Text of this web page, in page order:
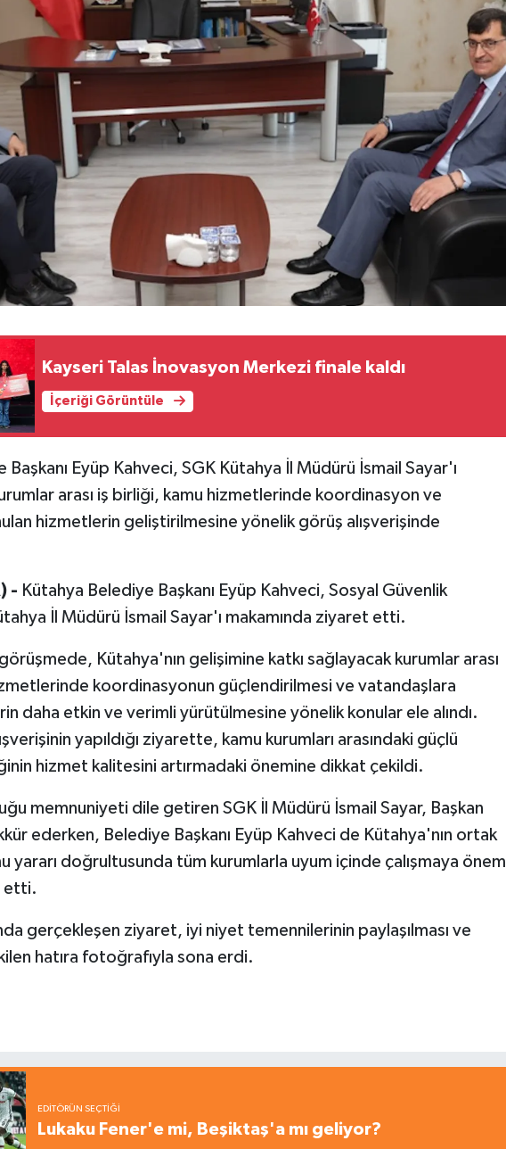
Kayseri Talas İnovasyon Merkezi finale kaldı
İçeriği Görüntüle
Başkanı Eyüp Kahveci, SGK Kütahya İl Müdürü İsmail Sayar'ı
arası iş birliği, kamu hizmetlerinde koordinasyon ve
hizmetlerin geliştirilmesine yönelik görüş alışverişinde
- Kütahya Belediye Başkanı Eyüp Kahveci, Sosyal Güvenlik
İl Müdürü İsmail Sayar'ı makamında ziyaret etti.
Kütahya'nın gelişimine katkı sağlayacak kurumlar arası
koordinasyonun güçlendirilmesi ve vatandaşlara
daha etkin ve verimli yürütülmesine yönelik konular ele alındı.
yapıldığı ziyarette, kamu kurumları arasındaki güçlü
hizmet kalitesini artırmadaki önemine dikkat çekildi.
memnuniyeti dile getiren SGK İl Müdürü İsmail Sayar, Başkan
ederken, Belediye Başkanı Eyüp Kahveci de Kütahya'nın ortak
yararı doğrultusunda tüm kurumlarla uyum içinde çalışmaya önem
etti.
gerçekleşen ziyaret, iyi niyet temennilerinin paylaşılması ve
hatıra fotoğrafıyla sona erdi.
EDITÖRÜN SEÇTIĞI
Lukaku Fener'e mi, Beşiktaş'a mı geliyor?